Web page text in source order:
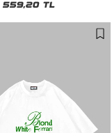
559,20 TL